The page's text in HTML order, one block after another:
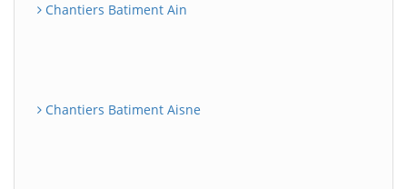
Chantiers Batiment Ain
Chantiers Batiment Aisne